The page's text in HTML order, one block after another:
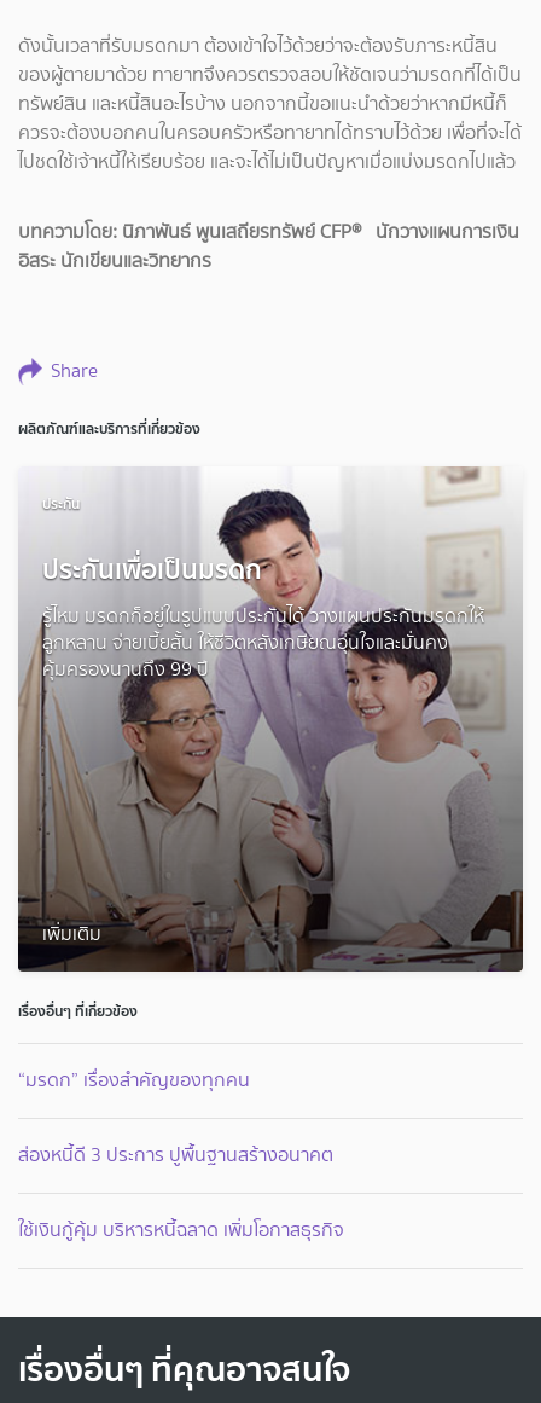
ดังนั้นเวลาที่รับมรดกมา ต้องเข้าใจไว้ด้วยว่าจะต้องรับภาระหนี้สิน
ของผู้ตายมาด้วย ทายาทจึงควรตรวจสอบให้ชัดเจนว่ามรดกที่ได้เป็น
ทรัพย์สิน และหนี้สินอะไรบ้าง นอกจากนี้ขอแนะนำด้วยว่าหากมีหนี้ก็
ควรจะต้องบอกคนในครอบครัวหรือทายาทได้ทราบไว้ด้วย เพื่อที่จะได้
ไปชดใช้เจ้าหนี้ให้เรียบร้อย และจะได้ไม่เป็นปัญหาเมื่อแบ่งมรดกไปแล้ว
บทความโดย: นิภาพันธ์ พูนเสถียรทรัพย์ CFP® นักวางแผนการเงิน
อิสระ นักเขียนและวิทยากร
Share
ผลิตภัณฑ์และบริการที่เกี่ยวข้อง
ประกัน
ประกันเพื่อเป็นมรดก
รู้ไหม มรดกก็อยู่ในรูปแบบประกันได้ วางแผนประกันมรดกให้
ลูกหลาน จ่ายเบี้ยสั้น ให้ชีวิตหลังเกษียณอุ่นใจและมั่นคง
คุ้มครองนานถึง 99 ปี
เพิ่มเติม
เรื่องอื่นๆ ที่เกี่ยวข้อง
“มรดก” เรื่องสำคัญของทุกคน
ส่องหนี้ดี 3 ประการ ปูพื้นฐานสร้างอนาคต
ใช้เงินกู้คุ้ม บริหารหนี้ฉลาด เพิ่มโอกาสธุรกิจ
เรื่องอื่นๆ ที่คุณอาจสนใจ